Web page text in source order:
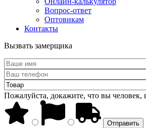
Вопрос-ответ
Оптовикам
Контакты
Вызвать замерщика
Пожалуйста, докажите, что вы человек,